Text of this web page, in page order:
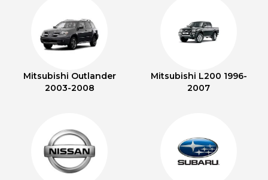
Mitsubishi Outlander
2003-2008
Mitsubishi L200 1996-
2007